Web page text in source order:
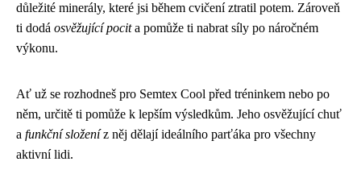
důležité minerály, které jsi během cvičení ztratil potem. Zároveň
ti dodá osvěžující pocita pomůže ti nabrat síly po náročném
výkonu.
Ať už se rozhodneš pro Semtex Cool před tréninkem nebo po
něm, určitě ti pomůže k lepším výsledkům. Jeho osvěžující chuť
a funkční složeníz něj dělají ideálního parťáka pro všechny
aktivní lidi.